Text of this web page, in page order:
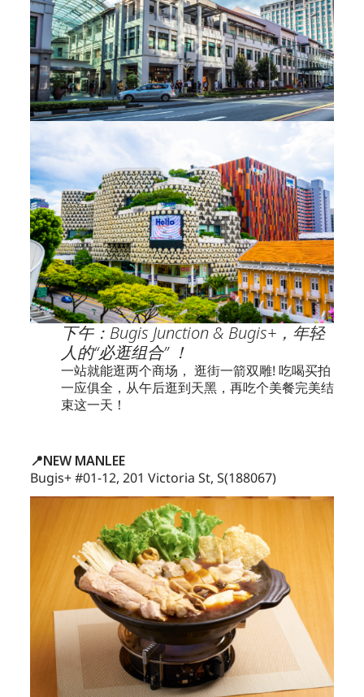
下午：Bugis Junction & Bugis+，年轻
人的“必逛组合” ！
一站就能逛两个商场， 逛街一箭双雕! 吃喝买拍
一应俱全，从午后逛到天黑，再吃个美餐完美结
束这一天！
📍NEW MANLEE
Bugis+ #01-12, 201 Victoria St, S(188067)